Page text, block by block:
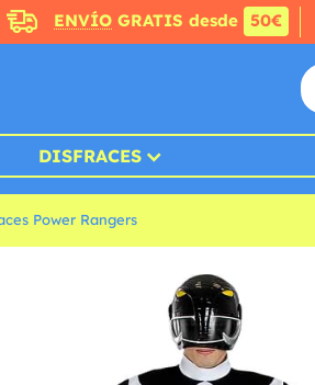
ENVÍOGRATIS desde 50€
DISFRACES
Power Rangers